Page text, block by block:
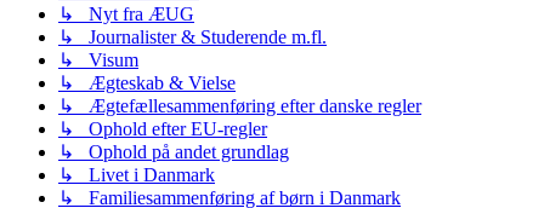
↳ Nyt fra ÆUG
↳ Journalister & Studerende m.fl.
↳ Visum
↳ Ægteskab & Vielse
↳ Ægtefællesammenføring efter danske regler
↳ Ophold efter EU-regler
↳ Ophold på andet grundlag
↳ Livet i Danmark
↳ Familiesammenføring af børn i Danmark